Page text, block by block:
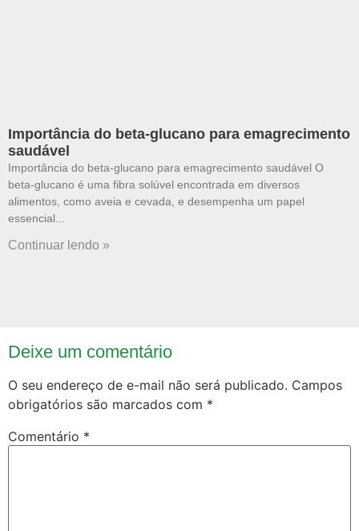
Importância do beta-glucano para emagrecimento
saudável
Importância do beta-glucano para emagrecimento saudável O
beta-glucano é uma fibra solúvel encontrada em diversos
alimentos, como aveia e cevada, e desempenha um papel
essencial
Continuar lendo »
Deixe um comentário
O seu endereço de e-mail não será publicado. Campos
obrigatórios são marcados com *
Comentário *